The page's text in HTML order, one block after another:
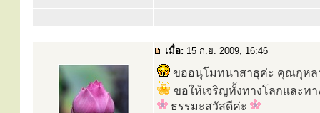
เมื่อ: 15 ก.ย. 2009, 16:46
ขออนุโมทนาสาธุค่ะ คุณกุห
ขอให้เจริญทั้งทางโลกและท
ธรรมะสวัสดีค่ะ